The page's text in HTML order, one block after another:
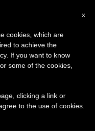
مبشرا حقيقيا
x
cookies, which are
to achieve the
If you want to know
some of the cookies,
clicking a link or
to the use of cookies.